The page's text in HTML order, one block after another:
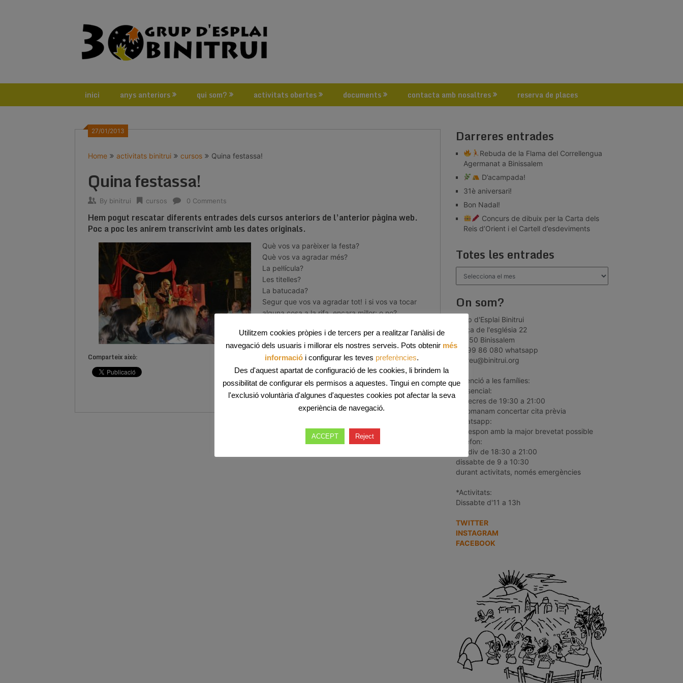
inici anys anteriors qui som? activitats obertes documents contacta amb nosaltres reserva de places
27/01/2013
Home activitats binitrui cursos Quina festassa!
Quina festassa!
By binitrui cursos 0 Comments
Hem pogut rescatar diferents entrades dels cursos anteriors de l’anterior pàgina web.
Poc a poc les anirem transcrivint amb les dates originals.
Què vos va parèixer la festa?
Què vos va agradar més?
La pel·lícula?
Les titelles?
La batucada?
Segur que vos va agradar tot! i si vos va tocar
alguna cosa a la rifa, encara millor; o no?
va encantar de la festa, els Binitrui Brothers!
Comparteix això:
Darreres entrades
Rebuda de la Flama del Correllengua
Agermanat a Binissalem
D’acampada!
31è aniversari!
Bon Nadal!
Concurs de dibuix per la Carta dels
Reis d’Orient i el Cartell d’esdeviments
Totes les entrades
les
On som?
Grup d'Esplai Binitrui
plaça de l'església 22
07350 Binissalem
66 99 86 080 whatsapp
correu@binitrui.org
*Atenció a les famílies:
Presencial:
dimecres de 19:30 a 21:00
recomanam concertar cita prèvia
Whatsapp:
es respon amb la major brevetat possible
Telèfon:
dill-div de 18:30 a 21:00
dissabte de 9 a 10:30
durant activitats, només emergències
*Activitats:
Dissabte d'11 a 13h
TWITTER
INSTAGRAM
FACEBOOK
Utilitzem cookies pròpies i de tercers per a realitzar l'anàlisi de
navegació dels usuaris i millorar els nostres serveis. Pots obtenir més
informaciói configurar les teves preferències.
Des d'aquest apartat de configuració de les cookies, li brindem la
possibilitat de configurar els permisos a aquestes. Tingui en compte que
l'exclusió voluntària d'algunes d'aquestes cookies pot afectar la seva
experiència de navegació.
ACCEPT Reject